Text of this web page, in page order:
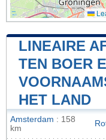
LINEAIRE
TEN BOER
HET LAND
Amsterdam : 158
km